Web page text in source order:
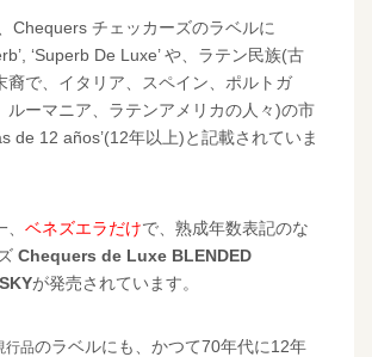
Chequers チェッカーズのラベルに
‘Superb De Luxe’ や、ラテン民族(古
裔で、イタリア、スペイン、ポルトガ
ルーマニア、ラテンアメリカの人々)の市
de 12 años’(12年以上)と記載されていま
ベネズエラだけで、熟成年数表記のな
Chequers de Luxe BLENDED
が発売されています。
行品のラベルにも、かつて70年代に12年